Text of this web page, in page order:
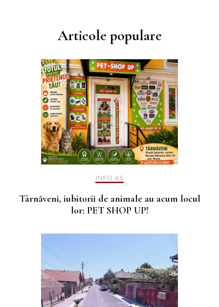
Articole populare
INFO AS
Târnăveni, iubitorii de animale au acum locul
lor: PET SHOP UP!